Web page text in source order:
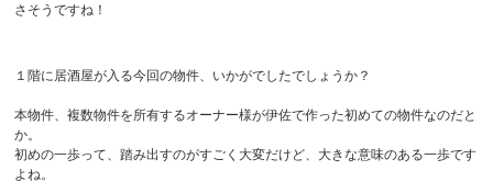
さそうですね！
１階に居酒屋が入る今回の物件、いかがでしたでしょうか？
本物件、複数物件を所有するオーナー様が伊佐で作った初めての物件なのだと
か。
初めの一歩って、踏み出すのがすごく大変だけど、大きな意味のある一歩です
よね。